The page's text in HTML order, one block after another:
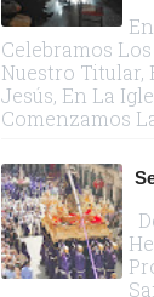
Celebramos
Nuestro Titular,
Jesús, En La
Comenzamos La